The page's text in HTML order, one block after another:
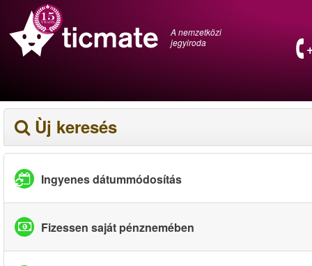
A nemzetközi
jegyiroda
Ùj keresés
Ingyenes dátummódosítás
Fizessen saját pénznemében